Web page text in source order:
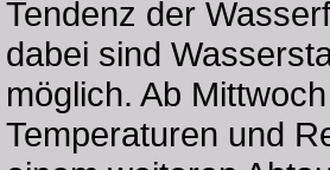
Tendenz der
dabei sind
möglich. Ab
Temperaturen und